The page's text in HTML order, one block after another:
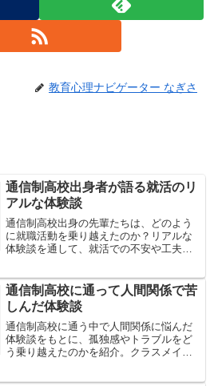
教育心理ナビゲーター なぎさ
通信制高校出身者が語る就活のリ
アルな体験談
通信制高校出身の先輩たちは、どのよう
に就職活動を乗り越えたのか？リアルな
体験談を通して、就活での不安や工夫、
通信制高校に通って人間関係で苦
しんだ体験談
通信制高校に通う中で人間関係に悩んだ
体験談をもとに、孤独感やトラブルをど
う乗り越えたのかを紹介。クラスメイト